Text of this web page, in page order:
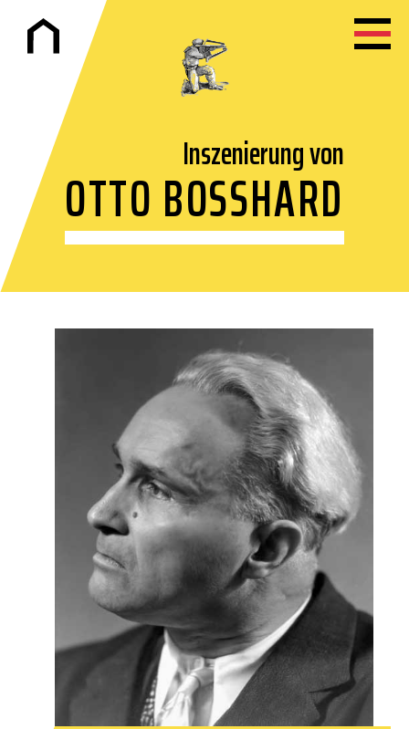
Inszenierung von
OTTO BOSSHARD